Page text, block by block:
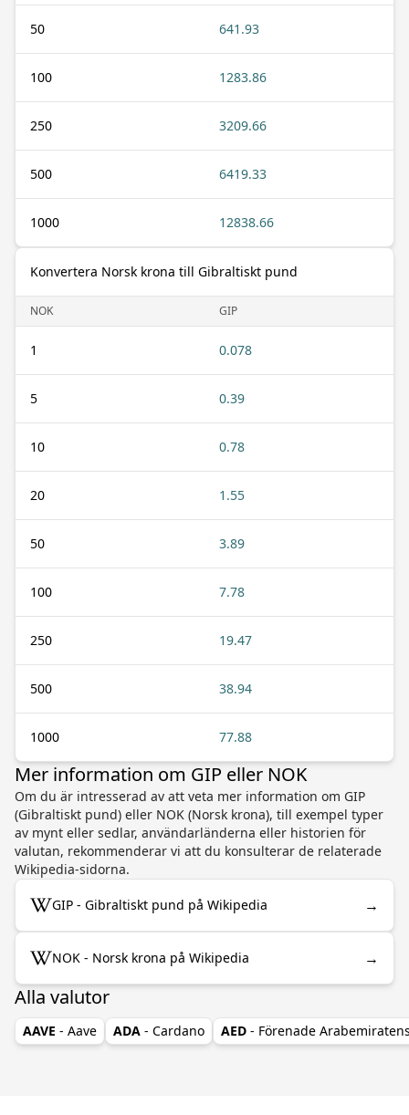
50 641.93
100 1283.86
250 3209.66
500 6419.33
1000 12838.66
Konvertera Norsk krona till Gibraltiskt pund
NOK GIP
1 0.078
5 0.39
10 0.78
20 1.55
50 3.89
100 7.78
250 19.47
500 38.94
1000 77.88
Mer information om GIP eller NOK
Om du är intresserad av att veta mer information om GIP
(Gibraltiskt pund) eller NOK (Norsk krona), till exempel typer
av mynt eller sedlar, användarländerna eller historien för
valutan, rekommenderar vi att du konsulterar de relaterade
Wikipedia-sidorna.
GIP - Gibraltiskt pund på Wikipedia →
NOK - Norsk krona på Wikipedia →
Alla valutor
AAVE - Aave ADA - Cardano AED - Förenade